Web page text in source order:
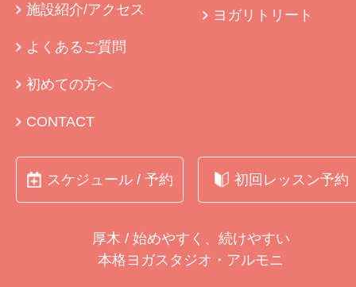
施設紹介/アクセス
よくあるご質問
初めての方へ
CONTACT
ヨガリトリート
スケジュール / 予約 初回レッスン予約
厚木 / 始めやすく、続けやすい
本格ヨガスタジオ・アルモニ